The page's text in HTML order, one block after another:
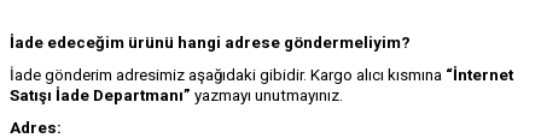
İade edeceğim ürünü hangi adrese göndermeliyim?
İade gönderim adresimiz aşağıdaki gibidir. Kargo alıcı kısmına “İnternet
Satışı İade Departmanı” yazmayı unutmayınız.
Adres: